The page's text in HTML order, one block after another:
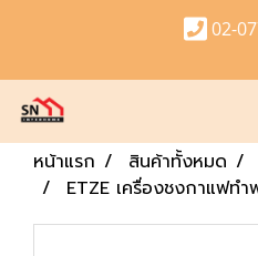
02-
หน้าแรก สินค้าทั้งหมด
ETZE เครื่องชงกาแฟท